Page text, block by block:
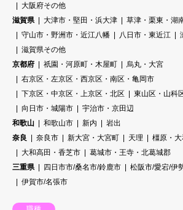
大阪府その他
滋賀県
大津市・堅田・浜大津
草津・栗東・湖
守山市・野洲市・近江八幡
八日市・東近江
滋賀県その他
京都府
祇園・河原町・木屋町
烏丸・大宮
右京区・左京区・西京区・南区・亀岡市
下京区・中京区・上京区・北区
東山区・山科
向日市・城陽市
宇治市・京田辺
和歌山
和歌山市 新内
岩出
奈良
奈良市 新大宮・大宮町 天理
橿原・
大和高田・香芝市
葛城市・王寺・北葛城郡
三重県
四日市市/桑名市/鈴鹿市
松阪市/愛宕/伊
伊賀市/名張市